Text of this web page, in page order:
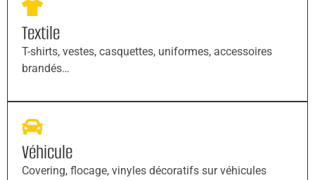
Textile
T-shirts, vestes, casquettes, uniformes, accessoires
brandés…
Véhicule
Covering, flocage, vinyles décoratifs sur véhicules